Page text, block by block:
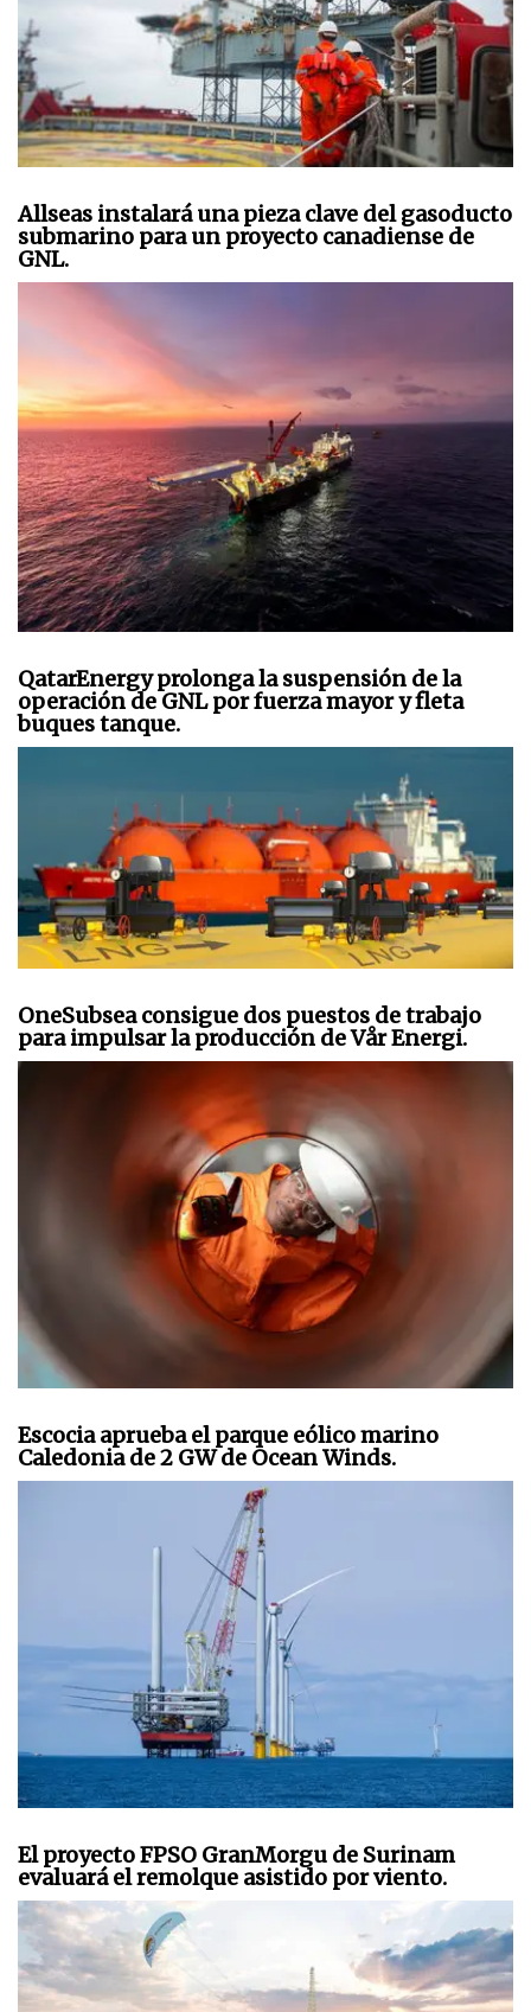
Allseas instalará una pieza clave del gasoducto
submarino para un proyecto canadiense de
GNL.
QatarEnergy prolonga la suspensión de la
operación de GNL por fuerza mayor y fleta
buques tanque.
OneSubsea consigue dos puestos de trabajo
para impulsar la producción de Vår Energi.
Escocia aprueba el parque eólico marino
Caledonia de 2 GW de Ocean Winds.
El proyecto FPSO GranMorgu de Surinam
evaluará el remolque asistido por viento.